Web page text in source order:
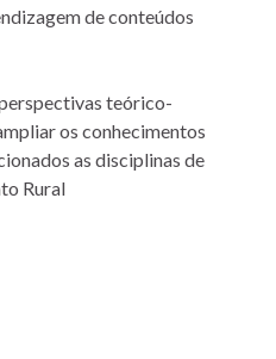
de conteúdos
teórico-
os conhecimentos
as disciplinas de
Rural